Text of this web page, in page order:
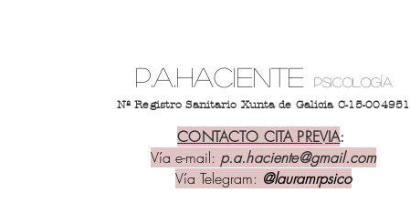
p.a.haciente psicología
Nº Registro Sanitario Xunta de Galicia C-15-004951
CONTACTO CITA PREVIA:
Vía e-mail: p.a.haciente@gmail.com
Vía Telegram: @lauramrpsico